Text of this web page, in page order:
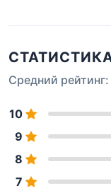
Средний рейтинг:
10
9
8
7